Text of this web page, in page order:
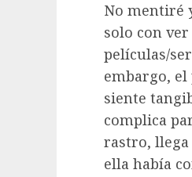
No mentiré
solo con
películas/
embargo,
siente
complica
rastro, llega
ella había